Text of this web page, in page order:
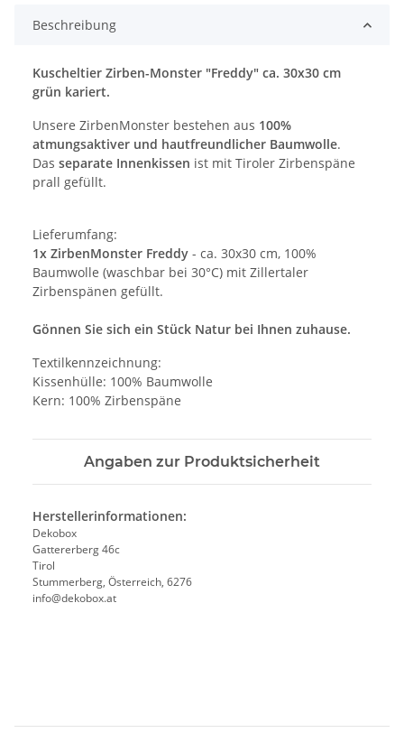
Beschreibung
Kuscheltier Zirben-Monster "Freddy" ca. 30x30 cm
grün kariert.
Unsere ZirbenMonster bestehen aus 100%
atmungsaktiver und hautfreundlicher Baumwolle.
Das separate Innenkissen ist mit Tiroler Zirbenspäne
prall gefüllt.
Lieferumfang:
1x ZirbenMonster Freddy - ca. 30x30 cm, 100%
Baumwolle (waschbar bei 30°C) mit Zillertaler
Zirbenspänen gefüllt.
Gönnen Sie sich ein Stück Natur bei Ihnen zuhause.
Textilkennzeichnung:
Kissenhülle: 100% Baumwolle
Kern: 100% Zirbenspäne
Angaben zur Produktsicherheit
Herstellerinformationen:
Dekobox
Gattererberg 46c
Tirol
Stummerberg, Österreich, 6276
info@dekobox.at